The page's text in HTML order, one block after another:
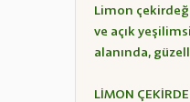
Limon
ve açık
alanında,
LİMON